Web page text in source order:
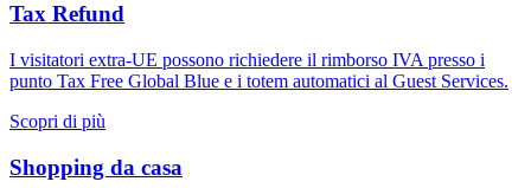
Tax Refund
I visitatori extra-UE possono richiedere il rimborso IVA presso i
punto Tax Free Global Blue e i totem automatici al Guest Services.
Scopri di più
Shopping da casa